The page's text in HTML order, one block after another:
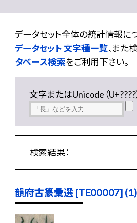
データセット全体の統計情報につ
データセット 文字種一覧、また
タベース検索をご利用下さい。
文字またはUnicode（U+????
検索結果：
韻府古篆彙選 [TE00007] (1)